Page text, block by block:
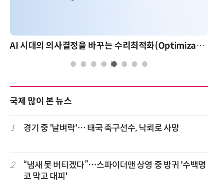
AI 시대의 의사결정을 바꾸는 수리최적화(Optimization): 실제 산업 적용 사례와 활용 전략
국제 많이 본 뉴스
1 경기 중 '날벼락'… 태국 축구선수, 낙뢰로 사망
2
“냄새 못 버티겠다”…스파이더맨 상영 중 방귀 '수백명
코 막고 대피'